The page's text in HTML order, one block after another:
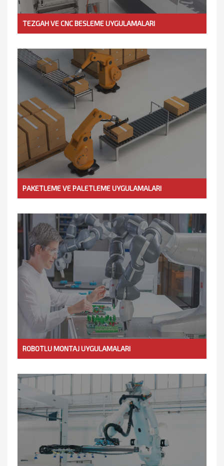
TEZGAH VE CNC BESLEME UYGULAMALARI
PAKETLEME VE PALETLEME UYGULAMALARI
ROBOTLU MONTAJ UYGULAMALARI